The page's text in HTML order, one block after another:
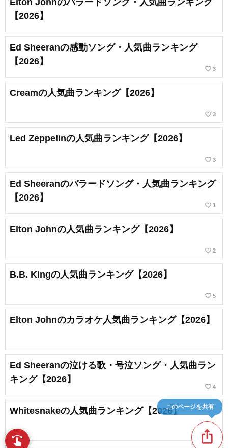
Elton Johnのバラードソング・人気曲ランキング
【2026】
Ed Sheeranの感動ソング・人気曲ランキング
【2026】
favorite_border 3
Creamの人気曲ランキング【2026】
favorite_border 3
Led Zeppelinの人気曲ランキング【2026】
favorite_border 3
Ed Sheeranのバラードソング・人気曲ランキング
【2026】
favorite_border 1
Elton Johnの人気曲ランキング【2026】
favorite_border 2
B.B. Kingの人気曲ランキング【2026】
favorite_border 5
Elton Johnのカラオケ人気曲ランキング【2026】
Ed Sheeranの泣ける歌・号泣ソング・人気曲ラン
キング【2026】
favorite_border 4
Whitesnakeの人気曲ランキング【2026】
ios_share
このページを共有
swipe 指先で音楽をブラウズ